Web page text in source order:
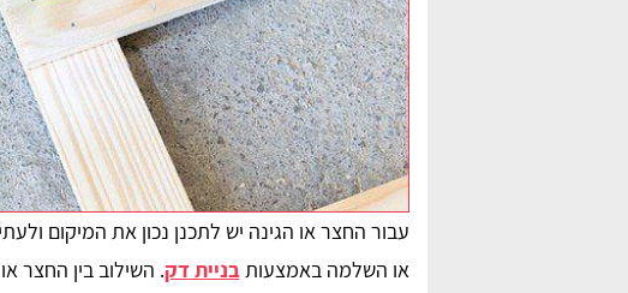
עבור החצר או הגינה יש לתכנן נכון את המיקום
או השלמה באמצעותבניית דק. השילוב בין החצר